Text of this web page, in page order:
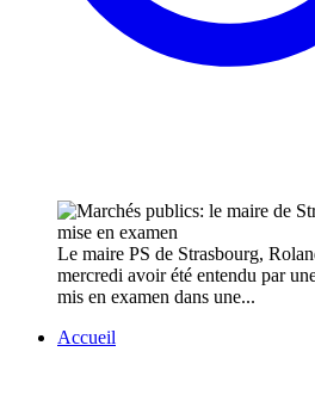
Le maire PS de Strasbourg,
mercredi avoir été entendu par
mis en examen dans une...
Accueil